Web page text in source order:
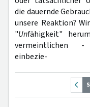
die dauernde
unsere Reaktion?
"Unfähigkeit"
vermeintlichen -
einbezie-